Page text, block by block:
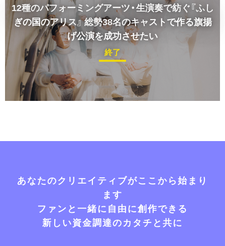
12種のパフォーミングアーツ・生演奏で紡ぐ『ふし
ぎの国のアリス』総勢38名のキャストで作る旗揚
げ公演を成功させたい
終了
あなたのクリエイティブがここから始まり
ます
ファンと一緒に自由に創作できる
新しい資金調達のカタチと共に